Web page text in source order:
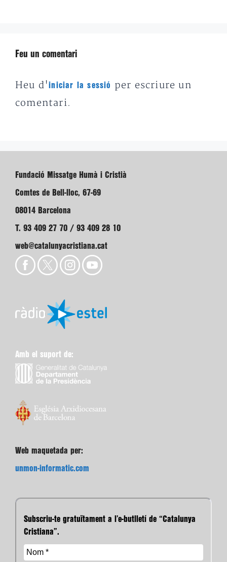
Feu un comentari
Heu d'iniciar la sessió
per escriure un
comentari.
Fundació Missatge Humà i Cristià
Comtes de Bell-lloc, 67-69
08014 Barcelona
T. 93 409 27 70 / 93 409 28 10
web@catalunyacristiana.cat
Amb el suport de:
Web maquetada per:
unmon-informatic.com
Subscriu-te gratuïtament a l’e-butlletí de “Catalunya
Cristiana”.